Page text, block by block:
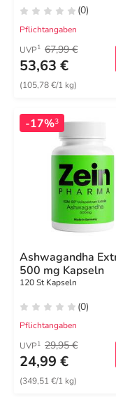
(0)
Pflichtangaben
UVP1 67,99 €
53,63 €
(105,78 €/1 kg)
-17%3
Ashwagandha
500 mg Kapseln
120 St Kapseln
(0)
Pflichtangaben
UVP1 29,95 €
24,99 €
(349,51 €/1 kg)